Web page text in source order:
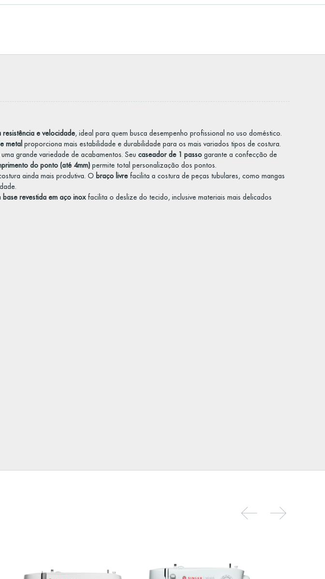
resistência e velocidade, ideal para quem busca desempenho profissional no uso doméstico.
metal proporciona mais estabilidade e durabilidade para os mais variados tipos de costura.
grande variedade de acabamentos. Seu caseador de 1 passogarante a confecção de
do ponto (até 4mm)permite total personalização dos pontos.
ainda mais produtiva. O braço livrefacilita a costura de peças tubulares, como mangas
base revestida em aço inoxfacilita o deslize do tecido, inclusive materiais mais delicados